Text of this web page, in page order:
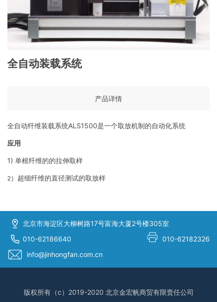
全自动装载系统
产品详情
全自动纤维装载系统ALS1500是一个取放机制的自动化系统
应用
1) 单根纤维的的拉伸取样
2）超细纤维的直径测试的取放样
北京市海淀区大柳树路17号富海大厦2号楼305室
010-62186640
010-62182326
info@jinhongfan.com.cn
版权所有（c）2019-2020 北京金宏帆商贸有限责任公司